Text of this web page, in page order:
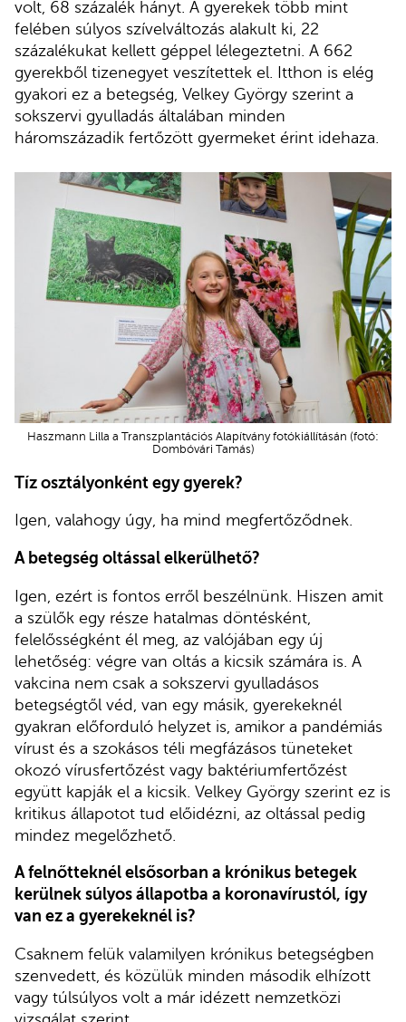
volt, 68 százalék hányt. A gyerekek több mint
felében súlyos szívelváltozás alakult ki, 22
százalékukat kellett géppel lélegeztetni. A 662
gyerekből tizenegyet veszítettek el. Itthon is elég
gyakori ez a betegség, Velkey György szerint a
sokszervi gyulladás általában minden
háromszázadik fertőzött gyermeket érint idehaza.
Haszmann Lilla a Transzplantációs Alapítvány fotókiállításán (fotó:
Dombóvári Tamás)
Tíz osztályonként egy gyerek?
Igen, valahogy úgy, ha mind megfertőződnek.
A betegség oltással elkerülhető?
Igen, ezért is fontos erről beszélnünk. Hiszen amit
a szülők egy része hatalmas döntésként,
felelősségként él meg, az valójában egy új
lehetőség: végre van oltás a kicsik számára is. A
vakcina nem csak a sokszervi gyulladásos
betegségtől véd, van egy másik, gyerekeknél
gyakran előforduló helyzet is, amikor a pandémiás
vírust és a szokásos téli megfázásos tüneteket
okozó vírusfertőzést vagy baktériumfertőzést
együtt kapják el a kicsik. Velkey György szerint ez is
kritikus állapotot tud előidézni, az oltással pedig
mindez megelőzhető.
A felnőtteknél elsősorban a krónikus betegek
kerülnek súlyos állapotba a koronavírustól, így
van ez a gyerekeknél is?
Csaknem felük valamilyen krónikus betegségben
szenvedett, és közülük minden második elhízott
vagy túlsúlyos volt a már idézett nemzetközi